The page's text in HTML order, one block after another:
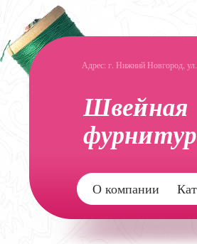
Адрес: г. Нижний Новгород,
О компании